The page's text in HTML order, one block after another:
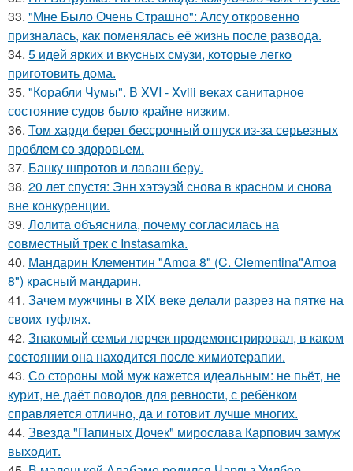
33. "Мне Было Очень Страшно": Алсу откровенно
призналась, как поменялась её жизнь после развода.
34. 5 идей ярких и вкусных смузи, которые легко
приготовить дома.
35. "Корабли Чумы". В XVI - Xviii веках санитарное
состояние судов было крайне низким.
36. Том харди берет бессрочный отпуск из-за серьезных
проблем со здоровьем.
37. Банку шпротов и лаваш беру.
38. 20 лет спустя: Энн хэтэуэй снова в красном и снова
вне конкуренции.
39. Лолита объяснила, почему согласилась на
совместный трек с Instasamka.
40. Мандарин Клементин "Amoa 8" (C. Clementina"Amoa
8") красный мандарин.
41. Зачем мужчины в XIX веке делали разрез на пятке на
своих туфлях.
42. Знакомый семьи лерчек продемонстрировал, в каком
состоянии она находится после химиотерапии.
43. Со стороны мой муж кажется идеальным: не пьёт, не
курит, не даёт поводов для ревности, с ребёнком
справляется отлично, да и готовит лучше многих.
44. Звезда "Папиных Дочек" мирослава Карпович замуж
выходит.